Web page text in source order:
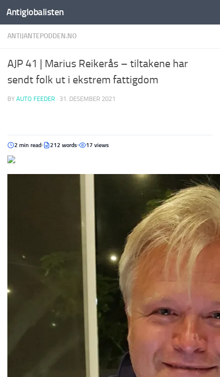
Antiglobalisten
ANTIJANTEPODDEN.NO
AJP 41 | Marius Reikerås – tiltakene har
sendt folk ut i ekstrem fattigdom
BY AUTO FEEDER · 31. DESEMBER 2021
2 min read 212 words 17 views